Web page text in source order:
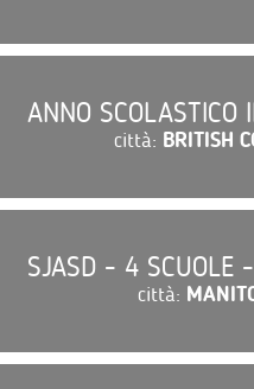
ANNO SCOLASTICO
città: BRITISH
SJASD - 4 SCUOLE
città: